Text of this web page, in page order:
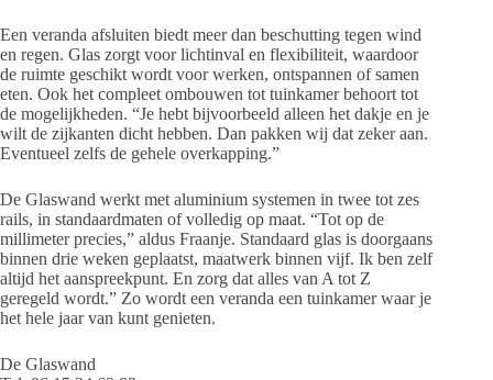
Een veranda afsluiten biedt meer dan beschutting tegen wind
en regen. Glas zorgt voor lichtinval en flexibiliteit, waardoor
de ruimte geschikt wordt voor werken, ontspannen of samen
eten. Ook het compleet ombouwen tot tuinkamer behoort tot
de mogelijkheden. “Je hebt bijvoorbeeld alleen het dakje en je
wilt de zijkanten dicht hebben. Dan pakken wij dat zeker aan.
Eventueel zelfs de gehele overkapping.”
De Glaswand werkt met aluminium systemen in twee tot zes
rails, in standaardmaten of volledig op maat. “Tot op de
millimeter precies,” aldus Fraanje. Standaard glas is doorgaans
binnen drie weken geplaatst, maatwerk binnen vijf. Ik ben zelf
altijd het aanspreekpunt. En zorg dat alles van A tot Z
geregeld wordt.” Zo wordt een veranda een tuinkamer waar je
het hele jaar van kunt genieten.
De Glaswand